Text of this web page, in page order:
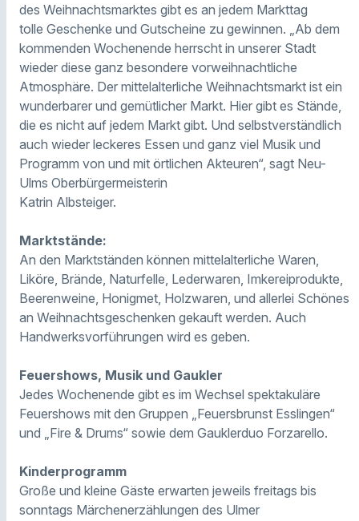
des Weihnachtsmarktes gibt es an jedem Markttag
tolle Geschenke und Gutscheine zu gewinnen. „Ab dem
kommenden Wochenende herrscht in unserer Stadt
wieder diese ganz besondere vorweihnachtliche
Atmosphäre. Der mittelalterliche Weihnachtsmarkt ist ein
wunderbarer und gemütlicher Markt. Hier gibt es Stände,
die es nicht auf jedem Markt gibt. Und selbstverständlich
auch wieder leckeres Essen und ganz viel Musik und
Programm von und mit örtlichen Akteuren“, sagt Neu-
Ulms Oberbürgermeisterin
Katrin Albsteiger.
Marktstände:
An den Marktständen können mittelalterliche Waren,
Liköre, Brände, Naturfelle, Lederwaren, Imkereiprodukte,
Beerenweine, Honigmet, Holzwaren, und allerlei Schönes
an Weihnachtsgeschenken gekauft werden. Auch
Handwerksvorführungen wird es geben.
Feuershows, Musik und Gaukler
Jedes Wochenende gibt es im Wechsel spektakuläre
Feuershows mit den Gruppen „Feuersbrunst Esslingen“
und „Fire & Drums“ sowie dem Gauklerduo Forzarello.
Kinderprogramm
Große und kleine Gäste erwarten jeweils freitags bis
sonntags Märchenerzählungen des Ulmer